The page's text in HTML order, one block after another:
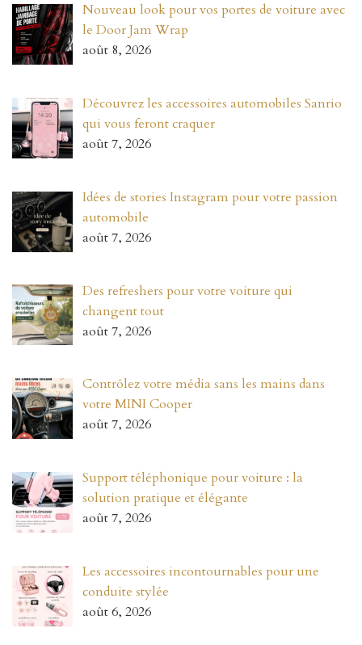
Nouveau look pour vos portes de voiture avec
le Door Jam Wrap
août 8, 2026
Découvrez les accessoires automobiles Sanrio
qui vous feront craquer
août 7, 2026
Idées de stories Instagram pour votre passion
automobile
août 7, 2026
Des refreshers pour votre voiture qui
changent tout
août 7, 2026
Contrôlez votre média sans les mains dans
votre MINI Cooper
août 7, 2026
Support téléphonique pour voiture : la
solution pratique et élégante
août 7, 2026
Les accessoires incontournables pour une
conduite stylée
août 6, 2026